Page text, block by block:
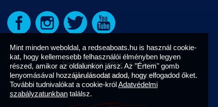
Túraidőpontok Blog
Kapcsolat
Adatvédelmi tájékoztató
ÁSZF
Mint minden weboldal, a redseaboats.hu is használ cookie-
kat, hogy kellemesebb felhasználói élményben legyen
részed, amikor az oldalunkon jársz. Az "Értem" gomb
lenyomásával hozzájárulásodat adod, hogy elfogadod őket.
További tudnivalókat a cookie-królAdatvédelmi
szabályzatunkban találsz.